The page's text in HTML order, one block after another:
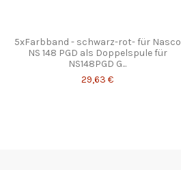
5xFarbband - schwarz-rot- für Nasco
NS 148 PGD als Doppelspule für
NS148PGD G...
29,63 €